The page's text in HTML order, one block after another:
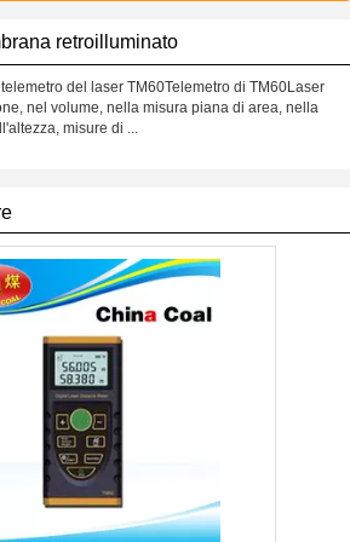
retroilluminato
del laser TM60Telemetro di TM60Laser
nel volume, nella misura piana di area, nella
misure di ...